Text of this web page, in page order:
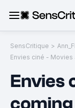
SensCritique >
Envies ciné - Movies
Envies
coming